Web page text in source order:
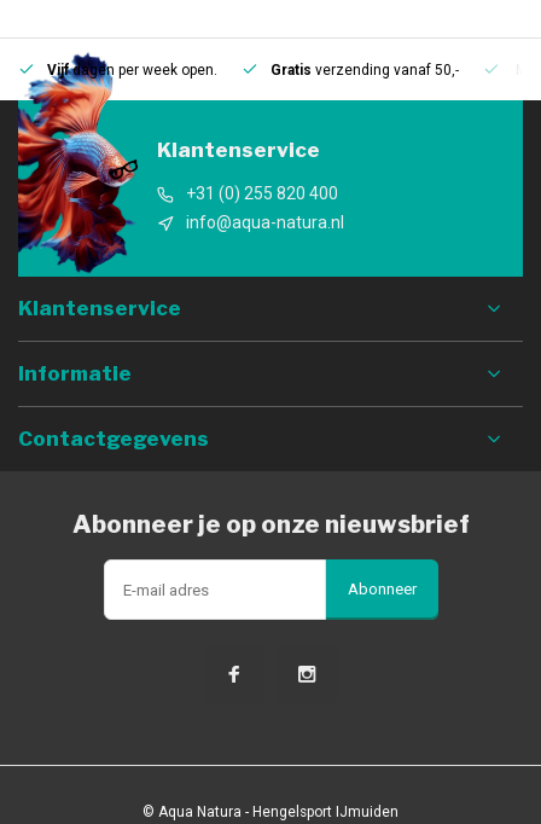
Vijfdagen per week open. Gratis verzending vanaf 50,-
Klantenservice
+31 (0) 255 820 400
info@aqua-natura.nl
Klantenservice
Informatie
Contactgegevens
Abonneer je op onze nieuwsbrief
Abonneer
© Aqua Natura - Hengelsport IJmuiden